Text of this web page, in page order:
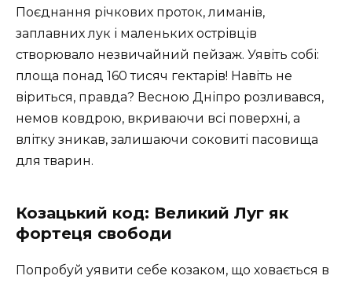
Поєднання річкових проток, лиманів,
заплавних лук і маленьких острівців
створювало незвичайний пейзаж. Уявіть собі:
площа понад 160 тисяч гектарів! Навіть не
віриться, правда? Весною Дніпро розливався,
немов ковдрою, вкриваючи всі поверхні, а
влітку зникав, залишаючи соковиті пасовища
для тварин.
Козацький код: Великий Луг як
фортеця свободи
Попробуй уявити себе козаком, що ховається в